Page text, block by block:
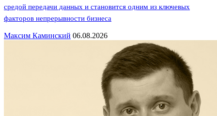
средой передачи данных и становится одним из ключевых
факторов непрерывности бизнеса
Максим Каминский 06.08.2026